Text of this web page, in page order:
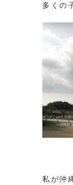
多くの
私が沖